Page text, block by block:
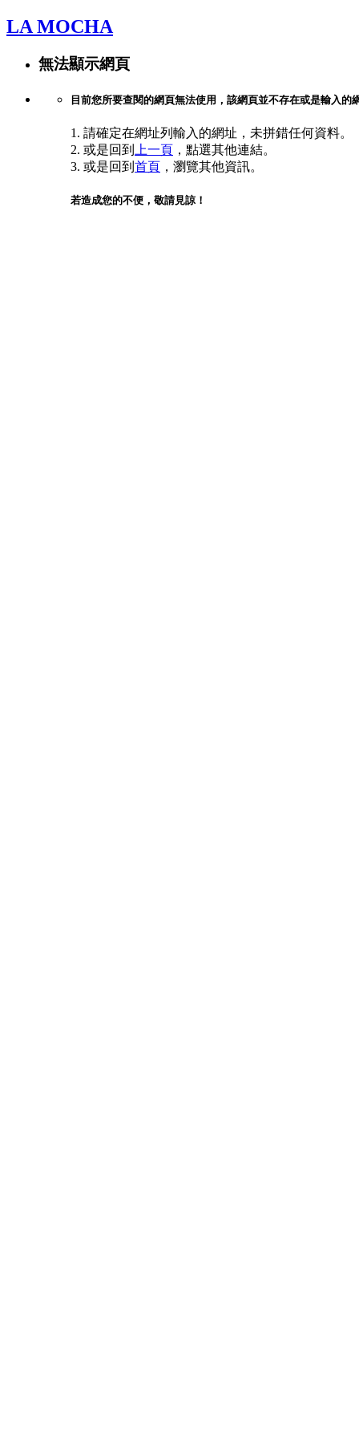
LA MOCHA
無法顯示網頁
目前您所要查閱的網頁無法使用，該網頁並不存在或是輸入的
1. 請確定在網址列輸入的網址，未拼錯任何資料。
2. 或是回到
上一頁 ，點選其他連結。
3. 或是回到 首頁 ，瀏覽其他資訊。
若造成您的不便，敬請見諒！